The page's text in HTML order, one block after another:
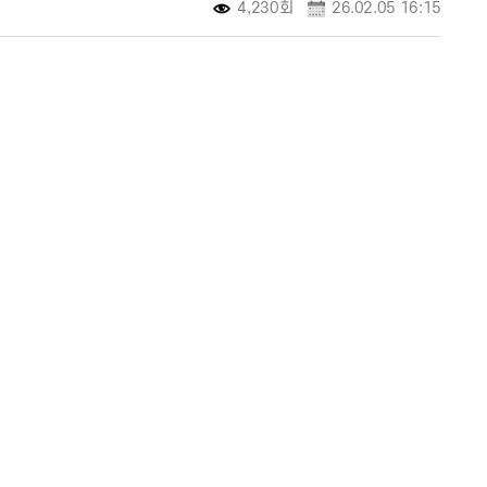
4,230회 26.02.05 16:15